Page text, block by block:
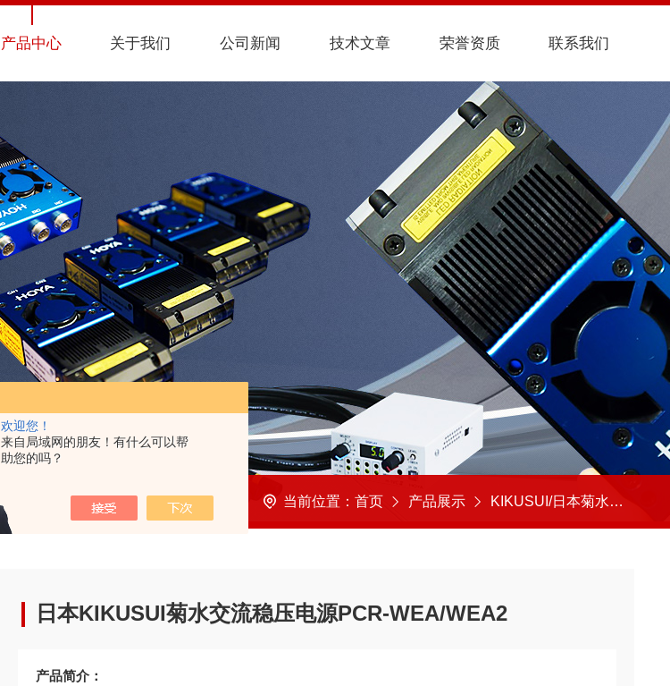
欢迎您！
来自局域网的朋友！有什么可以帮
助您的吗？
产品中心 关于我们 公司新闻 技术文章 荣誉资质 联系我们
当前位置： 首页 产品展示 KIKUSUI/日本菊水
日本KIKUSUI菊水交流稳压电源PCR-WEA/WEA2
产品简介：